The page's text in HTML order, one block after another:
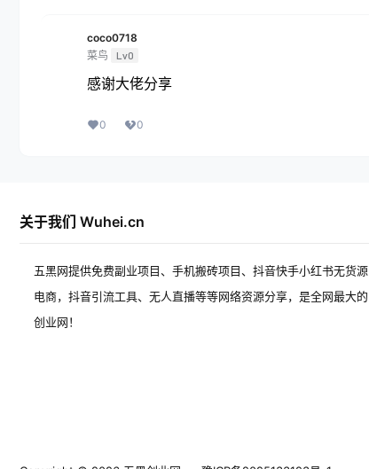
coco0718
菜鸟
Lv0
感谢大佬分享
0 0
关于我们 Wuhei.cn
五黑网提供免费副业项目、手机搬砖项目、抖音快手小红书无货源
电商，抖音引流工具、无人直播等等网络资源分享，是全网最大的
创业网！